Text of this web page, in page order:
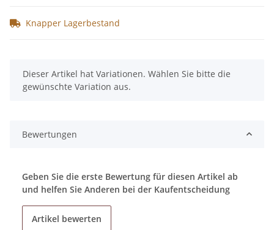
Knapper Lagerbestand
x
Dieser Artikel hat Variationen. Wählen Sie bitte die
gewünschte Variation aus.
Bewertungen
Geben Sie die erste Bewertung für diesen Artikel ab
und helfen Sie Anderen bei der Kaufentscheidung
Artikel bewerten